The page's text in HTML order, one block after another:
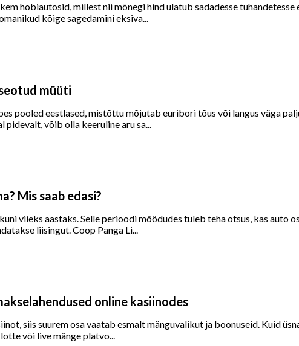
hobiautosid, millest nii mõnegi hind ulatub sadadesse tuhandetesse
kõige sagedamini eksiva...
müüti
pooled eestlased, mistõttu mõjutab euribori tõus või langus väga
võib olla keeruline aru sa...
Mis saab edasi?
viieks aastaks. Selle perioodi möödudes tuleb teha otsus, kas auto
liisingut. Coop Panga Li...
online kasiinodes
siis suurem osa vaatab esmalt mänguvalikut ja boonuseid. Kuid
või live mänge platvo...